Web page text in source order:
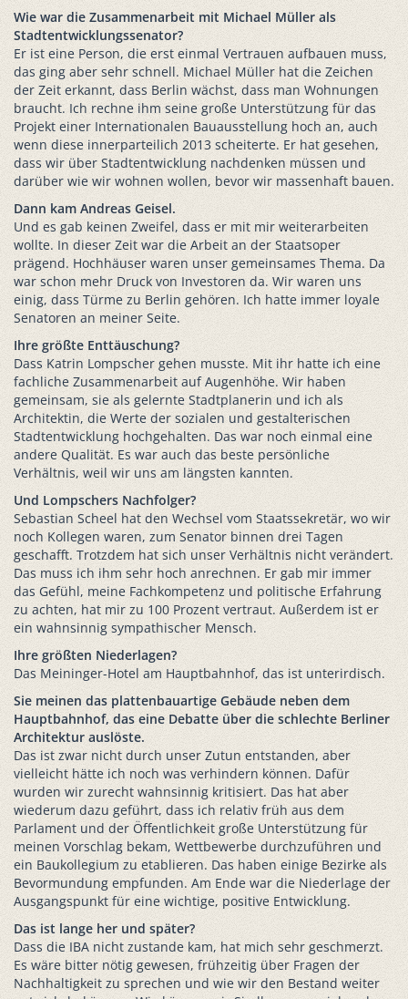
Wie war die Zusammenarbeit mit Michael Müller als
Stadtentwicklungssenator?
Er ist eine Person, die erst einmal Vertrauen aufbauen muss,
das ging aber sehr schnell. Michael Müller hat die Zeichen
der Zeit erkannt, dass Berlin wächst, dass man Wohnungen
braucht. Ich rechne ihm seine große Unterstützung für das
Projekt einer Internationalen Bauausstellung hoch an, auch
wenn diese innerparteilich 2013 scheiterte. Er hat gesehen,
dass wir über Stadtentwicklung nachdenken müssen und
darüber wie wir wohnen wollen, bevor wir massenhaft bauen.
Dann kam Andreas Geisel.
Und es gab keinen Zweifel, dass er mit mir weiterarbeiten
wollte. In dieser Zeit war die Arbeit an der Staatsoper
prägend. Hochhäuser waren unser gemeinsames Thema. Da
war schon mehr Druck von Investoren da. Wir waren uns
einig, dass Türme zu Berlin gehören. Ich hatte immer loyale
Senatoren an meiner Seite.
Ihre größte Enttäuschung?
Dass Katrin Lompscher gehen musste. Mit ihr hatte ich eine
fachliche Zusammenarbeit auf Augenhöhe. Wir haben
gemeinsam, sie als gelernte Stadtplanerin und ich als
Architektin, die Werte der sozialen und gestalterischen
Stadtentwicklung hochgehalten. Das war noch einmal eine
andere Qualität. Es war auch das beste persönliche
Verhältnis, weil wir uns am längsten kannten.
Und Lompschers Nachfolger?
Sebastian Scheel hat den Wechsel vom Staatssekretär, wo wir
noch Kollegen waren, zum Senator binnen drei Tagen
geschafft. Trotzdem hat sich unser Verhältnis nicht verändert.
Das muss ich ihm sehr hoch anrechnen. Er gab mir immer
das Gefühl, meine Fachkompetenz und politische Erfahrung
zu achten, hat mir zu 100 Prozent vertraut. Außerdem ist er
ein wahnsinnig sympathischer Mensch.
Ihre größten Niederlagen?
Das Meininger-Hotel am Hauptbahnhof, das ist unterirdisch.
Sie meinen das plattenbauartige Gebäude neben dem
Hauptbahnhof, das eine Debatte über die schlechte Berliner
Architektur auslöste.
Das ist zwar nicht durch unser Zutun entstanden, aber
vielleicht hätte ich noch was verhindern können. Dafür
wurden wir zurecht wahnsinnig kritisiert. Das hat aber
wiederum dazu geführt, dass ich relativ früh aus dem
Parlament und der Öffentlichkeit große Unterstützung für
meinen Vorschlag bekam, Wettbewerbe durchzuführen und
ein Baukollegium zu etablieren. Das haben einige Bezirke als
Bevormundung empfunden. Am Ende war die Niederlage der
Ausgangspunkt für eine wichtige, positive Entwicklung.
Das ist lange her und später?
Dass die IBA nicht zustande kam, hat mich sehr geschmerzt.
Es wäre bitter nötig gewesen, frühzeitig über Fragen der
Nachhaltigkeit zu sprechen und wie wir den Bestand weiter